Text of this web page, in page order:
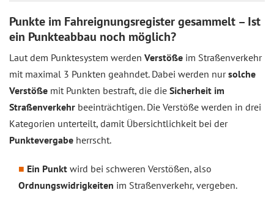
Punkte im Fahreignungsregister gesammelt – Ist
ein Punkteabbau noch möglich?
Laut dem Punktesystem werden Verstöße im Straßenverkehr
mit maximal 3 Punkten geahndet. Dabei werden nursolche
Verstöße mit Punkten bestraft, die die Sicherheit im
Straßenverkehr beeinträchtigen. Die Verstöße werden in drei
Kategorien unterteilt, damit Übersichtlichkeit bei der
Punktevergabe herrscht.
Ein Punkt wird bei schweren Verstößen, also
Ordnungswidrigkeiten im Straßenverkehr, vergeben.